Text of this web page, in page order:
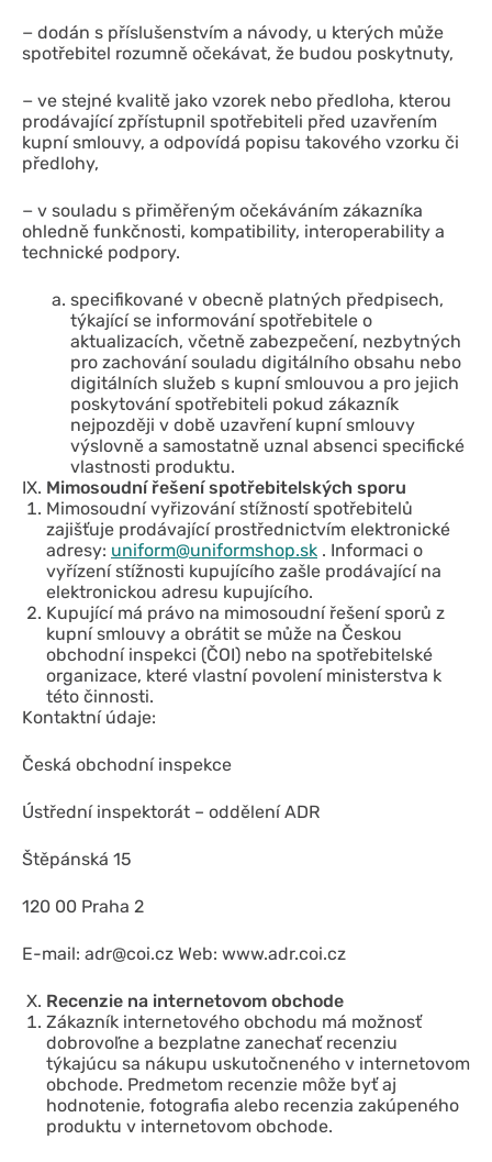
− dodán s příslušenstvím a návody, u kterých může
spotřebitel rozumně očekávat, že budou poskytnuty,
− ve stejné kvalitě jako vzorek nebo předloha, kterou
prodávající zpřístupnil spotřebiteli před uzavřením
kupní smlouvy, a odpovídá popisu takového vzorku či
předlohy,
− v souladu s přiměřeným očekáváním zákazníka
ohledně funkčnosti, kompatibility, interoperability a
technické podpory.
specifikované v obecně platných předpisech,
týkající se informování spotřebitele o
aktualizacích, včetně zabezpečení, nezbytných
pro zachování souladu digitálního obsahu nebo
digitálních služeb s kupní smlouvou a pro jejich
poskytování spotřebiteli pokud zákazník
nejpozději v době uzavření kupní smlouvy
výslovně a samostatně uznal absenci specifické
vlastnosti produktu.
Mimosoudní řešení spotřebitelských sporu
Mimosoudní vyřizování stížností spotřebitelů
zajišťuje prodávající prostřednictvím elektronické
adresy: uniform@uniformshop.sk . Informaci o
vyřízení stížnosti kupujícího zašle prodávající na
elektronickou adresu kupujícího.
Kupující má právo na mimosoudní řešení sporů z
kupní smlouvy a obrátit se může na Českou
obchodní inspekci (ČOI) nebo na spotřebitelské
organizace, které vlastní povolení ministerstva k
této činnosti.
Kontaktní údaje:
Česká obchodní inspekce
Ústřední inspektorát – oddělení ADR
Štěpánská 15
120 00 Praha 2
E-mail: adr@coi.cz Web: www.adr.coi.cz
Recenzie na internetovom obchode
Zákazník internetového obchodu má možnosť
dobrovoľne a bezplatne zanechať recenziu
týkajúcu sa nákupu uskutočneného v internetovom
obchode. Predmetom recenzie môže byť aj
hodnotenie, fotografia alebo recenzia zakúpeného
produktu v internetovom obchode.